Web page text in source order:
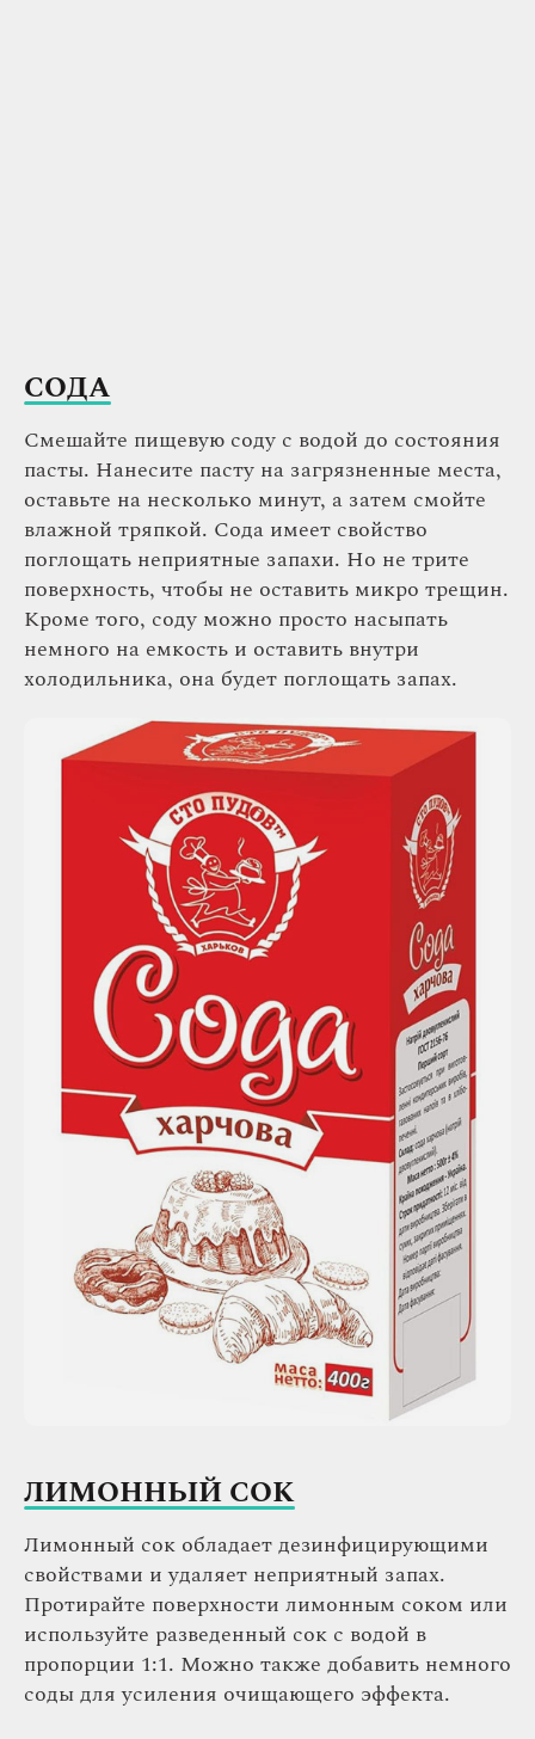
СОДА
Смешайте пищевую соду с водой до состояния
пасты. Нанесите пасту на загрязненные места,
оставьте на несколько минут, а затем смойте
влажной тряпкой. Сода имеет свойство
поглощать неприятные запахи. Но не трите
поверхность, чтобы не оставить микро трещин.
Кроме того, соду можно просто насыпать
немного на емкость и оставить внутри
холодильника, она будет поглощать запах.
ЛИМОННЫЙ СОК
Лимонный сок обладает дезинфицирующими
свойствами и удаляет неприятный запах.
Протирайте поверхности лимонным соком или
используйте разведенный сок с водой в
пропорции 1:1. Можно также добавить немного
соды для усиления очищающего эффекта.